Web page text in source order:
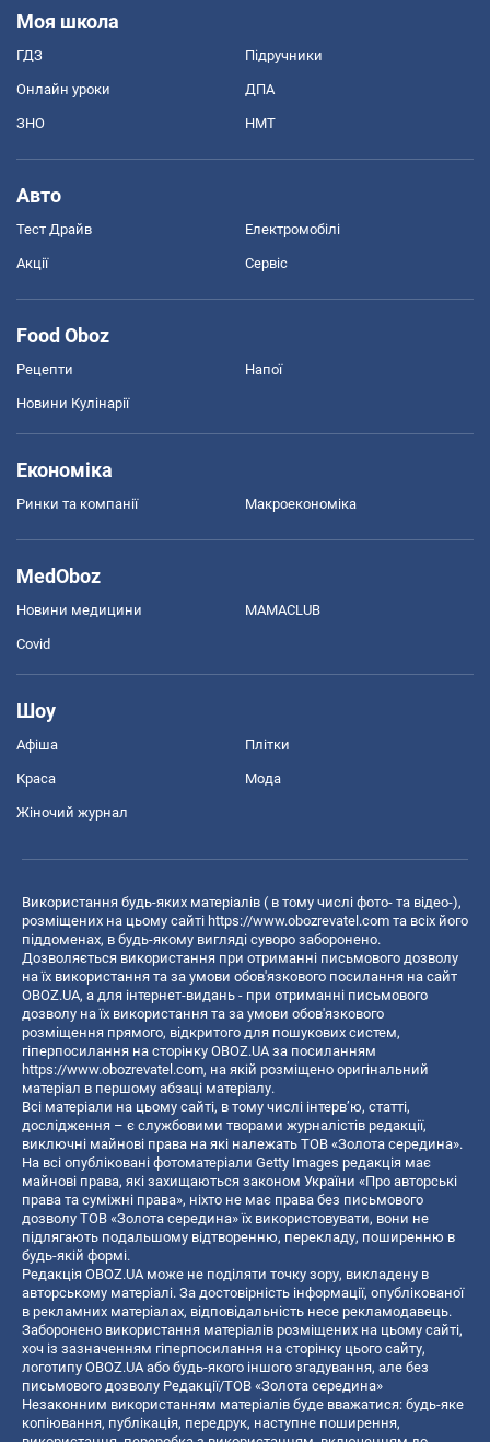
Моя школа
ГДЗ Підручники
Онлайн уроки ДПА
ЗНО НМТ
Авто
Тест Драйв Електромобілі
Акції Сервіс
Food Oboz
Рецепти Напої
Новини Кулінарії
Економіка
Ринки та компанії Макроекономіка
MedOboz
Новини медицини MAMACLUB
Covid
Шоу
Афіша Плітки
Краса Мода
Жіночий журнал
Використання будь-яких матеріалів ( в тому числі фото- та відео-),
розміщених на цьому сайті https://www.obozrevatel.com та всіх його
піддоменах, в будь-якому вигляді суворо заборонено.
Дозволяється використання при отриманні письмового дозволу
на їх використання та за умови обов'язкового посилання на сайт
OBOZ.UA, а для інтернет-видань - при отриманні письмового
дозволу на їх використання та за умови обов'язкового
розміщення прямого, відкритого для пошукових систем,
гіперпосилання на сторінку OBOZ.UA за посиланням
https://www.obozrevatel.com, на якій розміщено оригінальний
матеріал в першому абзаці матеріалу.
Всі матеріали на цьому сайті, в тому числі інтерв’ю, статті,
дослідження – є службовими творами журналістів редакції,
виключні майнові права на які належать ТОВ «Золота середина».
На всі опубліковані фотоматеріали Getty Images редакція має
майнові права, які захищаються законом України «Про авторські
права та суміжні права», ніхто не має права без письмового
дозволу ТОВ «Золота середина» їх використовувати, вони не
підлягають подальшому відтворенню, перекладу, поширенню в
будь-якій формі.
Редакція OBOZ.UA може не поділяти точку зору, викладену в
авторському матеріалі. За достовірність інформації, опублікованої
в рекламних матеріалах, відповідальність несе рекламодавець.
Заборонено використання матеріалів розміщених на цьому сайті,
хоч із зазначенням гіперпосилання на сторінку цього сайту,
логотипу OBOZ.UA або будь-якого іншого згадування, але без
письмового дозволу Редакції/ТОВ «Золота середина»
Незаконним використанням матеріалів буде вважатися: будь-яке
копiювання, публiкацiя, передрук, наступне поширення,